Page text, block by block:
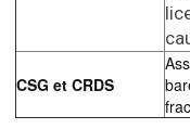
CSG et CRDS